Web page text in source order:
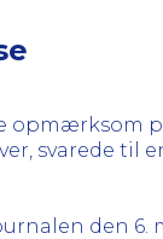
opmærksom
svarede til
den 6.